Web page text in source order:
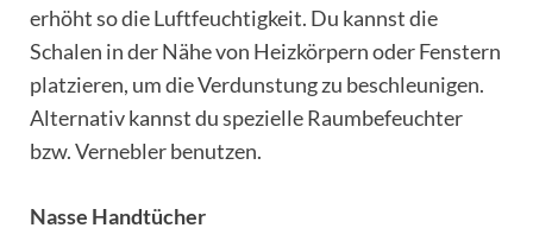
erhöht so die Luftfeuchtigkeit. Du kannst die
Schalen in der Nähe von Heizkörpern oder Fenstern
platzieren, um die Verdunstung zu beschleunigen.
Alternativ kannst du spezielle Raumbefeuchter
bzw. Vernebler benutzen.
Nasse Handtücher